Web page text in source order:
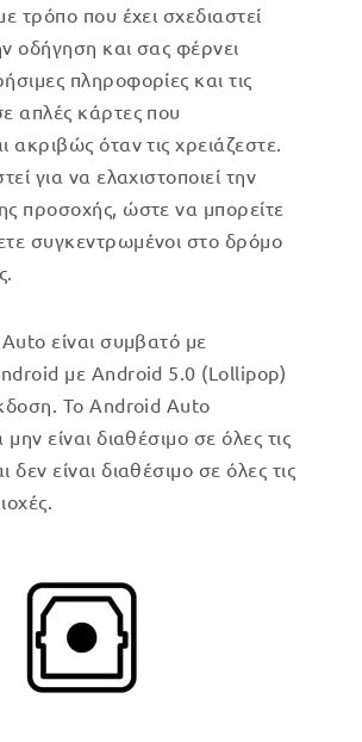
τρόπο που έχει σχεδιαστεί
οδήγηση και σας φέρνει
πληροφορίες και τις
απλές κάρτες που
ακριβώς όταν τις χρειάζεστε.
για να ελαχιστοποιεί την
προσοχής, ώστε να μπορείτε
συγκεντρωμένοι στο δρόμο
είναι συμβατό με
με Android 5.0 (Lollipop)
Το Android Auto
μην είναι διαθέσιμο σε όλες τις
δεν είναι διαθέσιμο σε όλες τις